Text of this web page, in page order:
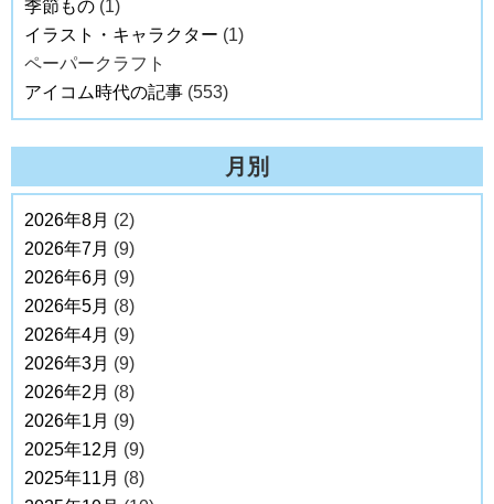
季節もの (1)
イラスト・キャラクター (1)
ペーパークラフト
アイコム時代の記事 (553)
月別
2026年8月 (2)
2026年7月 (9)
2026年6月 (9)
2026年5月 (8)
2026年4月 (9)
2026年3月 (9)
2026年2月 (8)
2026年1月 (9)
2025年12月 (9)
2025年11月 (8)